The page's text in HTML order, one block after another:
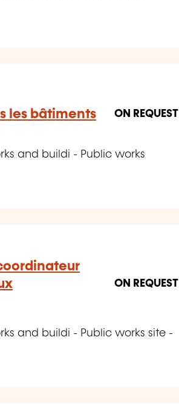
les bâtiments ON REQUEST
and buildi - Public works
ON REQUEST
and buildi - Public works site -